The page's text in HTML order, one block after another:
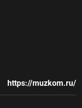
https://muzkom.ru/